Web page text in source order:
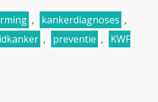
, kankerdiagnoses ,
, preventie ,
KWF